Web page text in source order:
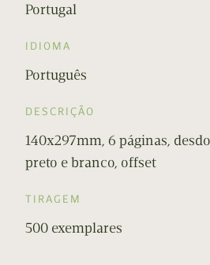
Portugal
IDIOMA
Português
DESCRIÇÃO
140x297mm, 6 páginas,
preto e branco, offset
TIRAGEM
500 exemplares